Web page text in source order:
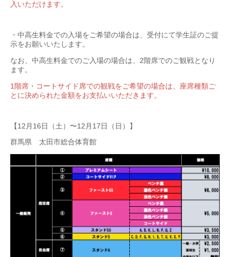
入いただけます。
・中高生料金での入場をご希望の場合は、受付にて学生証のご提
示をお願いいたします。
なお、中高生料金でのご入場の場合は、2階席でのご観戦となり
ます。
1階席・コートサイド席での観戦をご希望の場合は、座席種類ご
とに決められた金額をお支払いいただきます。
【12月16日（土）〜12月17日（日）】
群馬県 太田市総合体育館